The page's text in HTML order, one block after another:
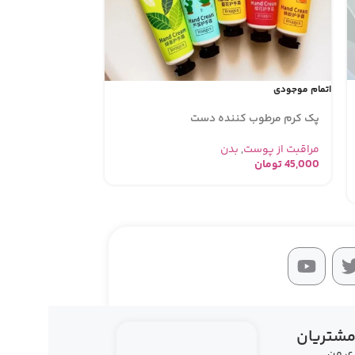
اتمام موجودی
پک کرم مرطوب کننده دست
مراقبت از پوست, بدن
45,000تومان